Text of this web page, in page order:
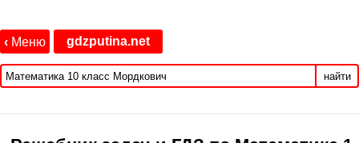
‹ Меню gdzputina.net
найти